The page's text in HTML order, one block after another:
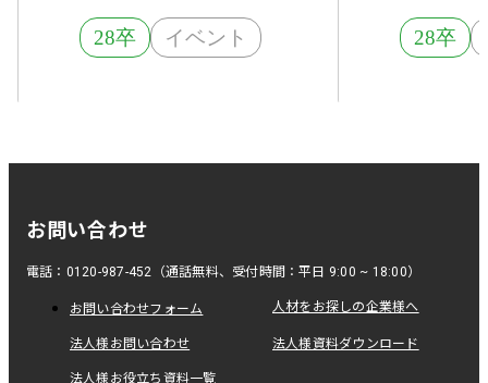
28卒 イベント 28卒
お問い合わせ
電話：0120-987-452（通話無料、受付時間：平日 9:00 ~ 18:00）
お問い合わせフォーム 人材をお探しの企業様へ
法人様お問い合わせ 法人様資料ダウンロード
法人様お役立ち資料一覧